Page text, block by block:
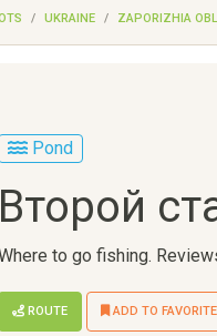
UKRAINE ZAPORIZHIA
Pond
Второй
to go fishing.
ROUTE ADD TO